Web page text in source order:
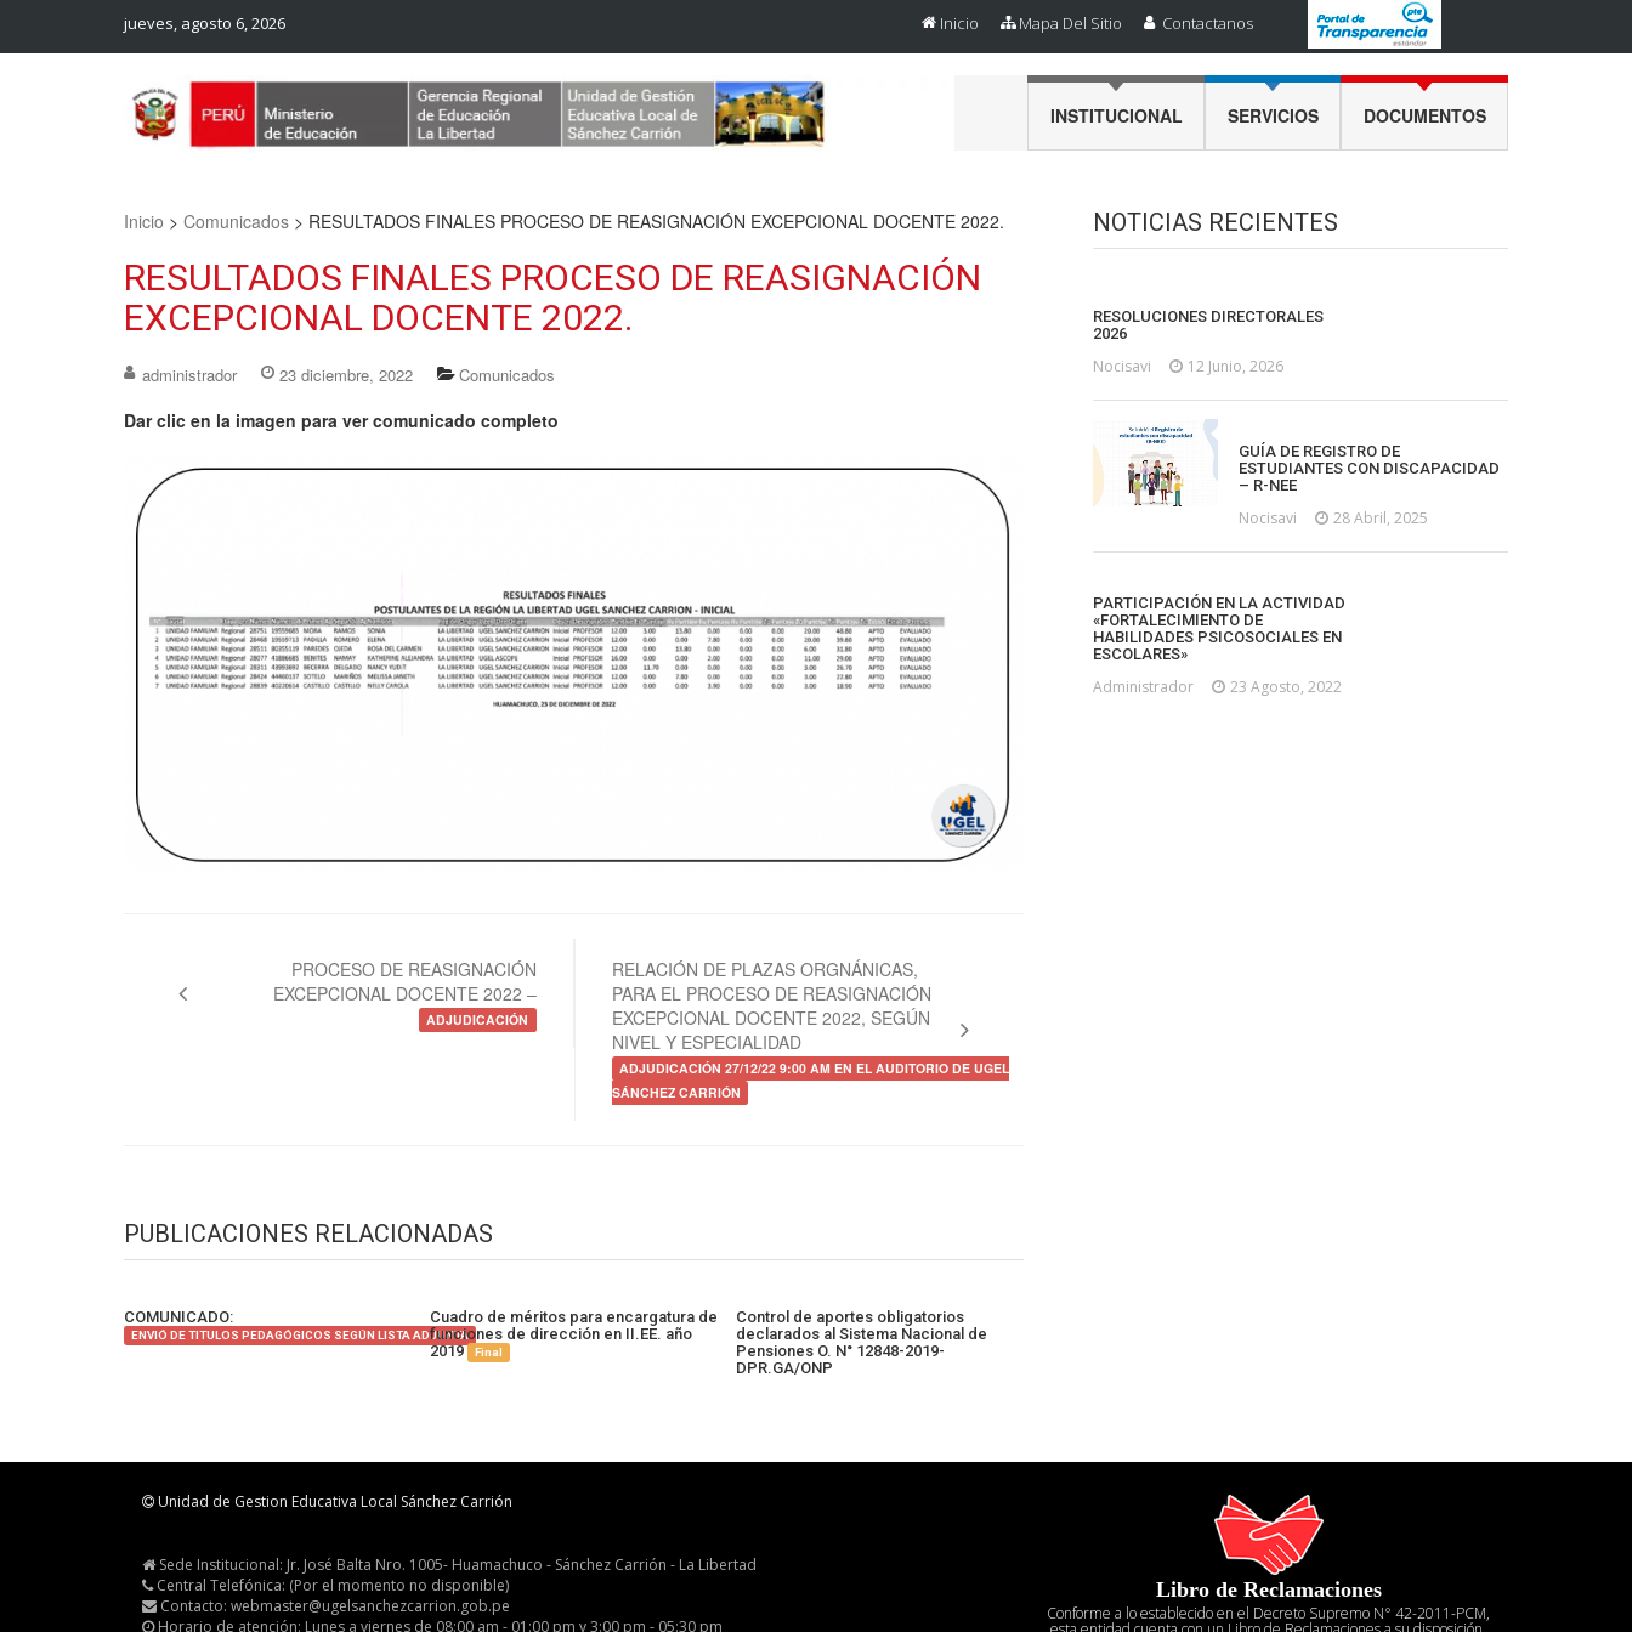
jueves, agosto 6, 2026 Inicio Mapa Del Sitio Contactanos
INSTITUCIONAL SERVICIOS DOCUMENTOS
Inicio > Comunicados > RESULTADOS FINALES PROCESO DE REASIGNACIÓN EXCEPCIONAL DOCENTE 2022.
RESULTADOS FINALES PROCESO DE REASIGNACIÓN
EXCEPCIONAL DOCENTE 2022.
administrador 23 diciembre, 2022 Comunicados
Dar clic en la imagen para ver comunicado completo
entradas
PROCESO DE REASIGNACIÓN
EXCEPCIONAL DOCENTE 2022 –
ADJUDICACIÓN
RELACIÓN DE PLAZAS ORGNÁNICAS,
PARA EL PROCESO DE REASIGNACIÓN
EXCEPCIONAL DOCENTE 2022, SEGÚN
NIVEL Y ESPECIALIDAD
ADJUDICACIÓN 27/12/22 9:00 AM EN EL AUDITORIO DE UGEL
SÁNCHEZ CARRIÓN
PUBLICACIONES RELACIONADAS
COMUNICADO:
ENVIÓ DE TITULOS PEDAGÓGICOS SEGÚN LISTA ADJUNTA
Cuadro de méritos para encargatura de
funciones de dirección en II.EE. año
2019 Final
Control de aportes obligatorios
declarados al Sistema Nacional de
Pensiones O. N° 12848-2019-
DPR.GA/ONP
NOTICIAS RECIENTES
RESOLUCIONES DIRECTORALES
2026
Nocisavi 12 Junio, 2026
GUÍA DE REGISTRO DE
ESTUDIANTES CON DISCAPACIDAD
– R-NEE
Nocisavi 28 Abril, 2025
PARTICIPACIÓN EN LA ACTIVIDAD
«FORTALECIMIENTO DE
HABILIDADES PSICOSOCIALES EN
ESCOLARES»
Administrador 23 Agosto, 2022
Unidad de Gestion Educativa Local Sánchez Carrión
Sede Institucional: Jr. José Balta Nro. 1005- Huamachuco - Sánchez Carrión - La Libertad
Central Telefónica: (Por el momento no disponible)
Contacto: webmaster@ugelsanchezcarrion.gob.pe
Horario de atención: Lunes a viernes de 08:00 am - 01:00 pm y 3:00 pm - 05:30 pm
Libro de Reclamaciones
Conforme a lo establecido en el Decreto Supremo N° 42-2011-PCM,